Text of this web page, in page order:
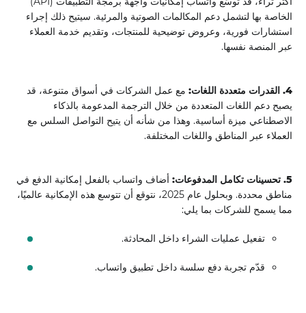
الخاصة بها لتشمل دعم المكالمات الصوتية والمرئية. سيتيح ذلك إجراء
استشارات فورية، وعروض توضيحية للمنتجات، وتقديم خدمة العملاء
عبر المنصة نفسها.
4. القدرات متعددة اللغات:
مع عمل الشركات في أسواق متنوعة، قد
يصبح دعم اللغات المتعددة من خلال الترجمة المدعومة بالذكاء
الاصطناعي ميزة أساسية. وهذا من شأنه أن يتيح التواصل السلس مع
العملاء عبر المناطق واللغات المختلفة.
5. تحسينات تكامل المدفوعات:
أضاف واتساب بالفعل إمكانية الدفع في
مناطق محددة. وبحلول عام 2025، نتوقع أن تتوسع هذه الإمكانية عالميًا،
مما يسمح للشركات بما يلي:
تفعيل عمليات الشراء داخل المحادثة.
قدّم تجربة دفع سلسة داخل تطبيق واتساب.